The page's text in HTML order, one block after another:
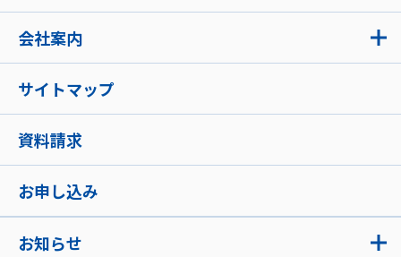
お知らせ
会社案内
サイトマップ
資料請求
お申し込み